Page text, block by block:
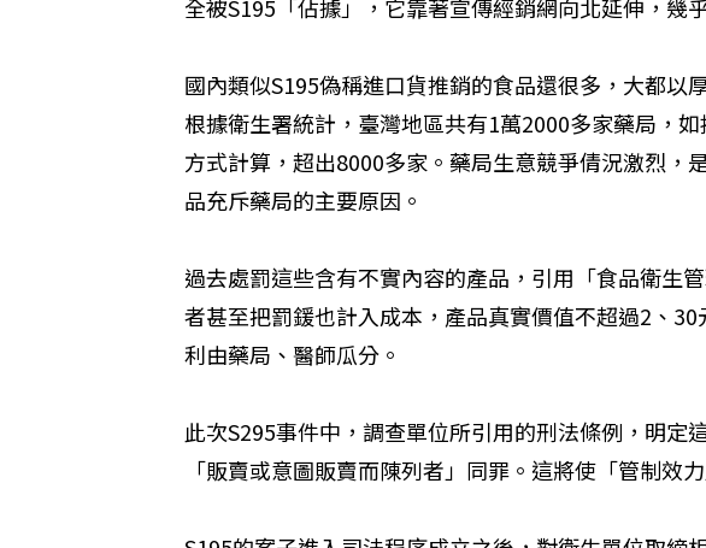
全被S195「佔據」，它靠著宣傳經銷網向北延伸，幾
國內類似S195偽稱進口貨推銷的食品還很多，大都以
根據衛生署統計，臺灣地區共有1萬2000多家藥局，
方式計算，超出8000多家。藥局生意競爭倩況激烈，
品充斥藥局的主要原因。
過去處罰這些含有不實內容的產品，引用「食品衛生
者甚至把罰鍰也計入成本，產品真實價值不超過2、
利由藥局、醫師瓜分。
此次S295事件中，調查單位所引用的刑法條例，明定
「販賣或意圖販賣而陳列者」同罪。這將使「管制效